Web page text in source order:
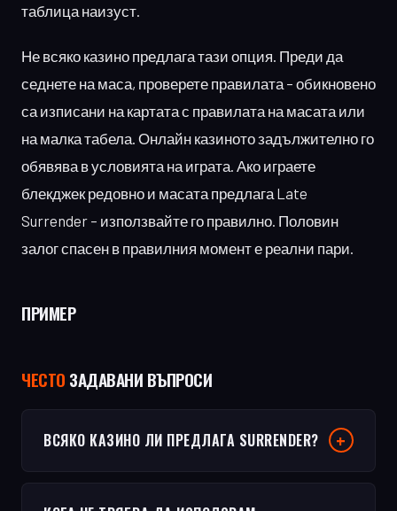
таблица наизуст.
Не всяко казино предлага тази опция. Преди да
седнете на маса, проверете правилата – обикновено
са изписани на картата с правилата на масата или
на малка табела. Онлайн казиното задължително го
обявява в условията на играта. Ако играете
блекджек редовно и масата предлага Late
Surrender – използвайте го правилно. Половин
залог спасен в правилния момент е реални пари.
ПРИМЕР
ЧЕСТO ЗАДАВАНИ ВЪПРОСИ
ВСЯКО КАЗИНО ЛИ ПРЕДЛАГА SURRENDER?